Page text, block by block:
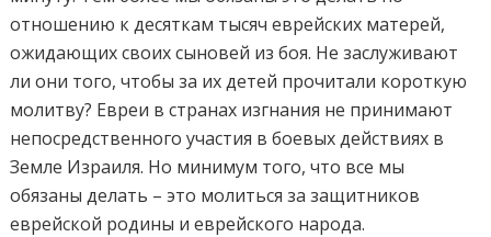
отношению к десяткам тысяч еврейских матерей,
ожидающих своих сыновей из боя. Не заслуживают
ли они того, чтобы за их детей прочитали короткую
молитву? Евреи в странах изгнания не принимают
непосредственного участия в боевых действиях в
Земле Израиля. Но минимум того, что все мы
обязаны делать – это молиться за защитников
еврейской родины и еврейского народа.